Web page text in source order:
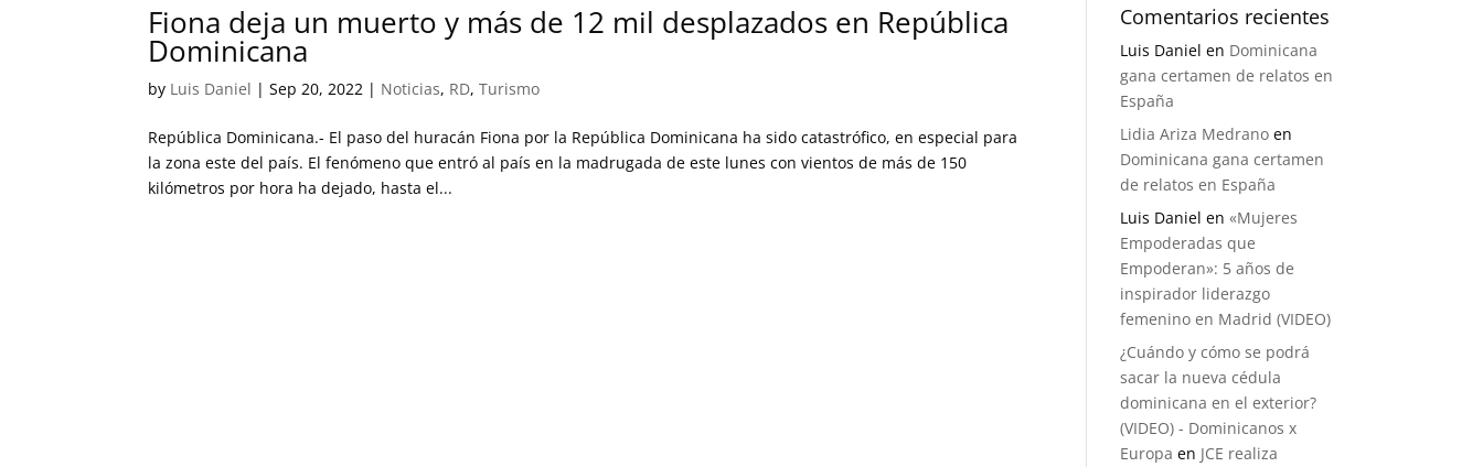
Fiona deja un muerto y más de 12 mil desplazados en República
Dominicana
by Luis Daniel |Sep 20, 2022 | Noticias, RD,Turismo
República Dominicana.- El paso del huracán Fiona por la República Dominicana ha sido catastrófico, en especial para
la zona este del país. El fenómeno que entró al país en la madrugada de este lunes con vientos de más de 150
kilómetros por hora ha dejado, hasta el...
Comentarios recientes
Luis Daniel en Dominicana
gana certamen de relatos en
España
Lidia Ariza Medrano en
Dominicana gana certamen
de relatos en España
Luis Daniel en«Mujeres
Empoderadas que
Empoderan»: 5 años de
inspirador liderazgo
femenino en Madrid (VIDEO)
¿Cuándo y cómo se podrá
sacar la nueva cédula
dominicana en el exterior?
(VIDEO) - Dominicanos x
Europa en JCE realiza